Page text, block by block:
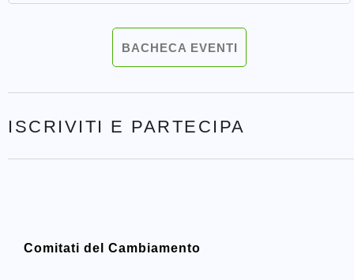
BACHECA EVENTI
ISCRIVITI E PARTECIPA
Comitati del Cambiamento